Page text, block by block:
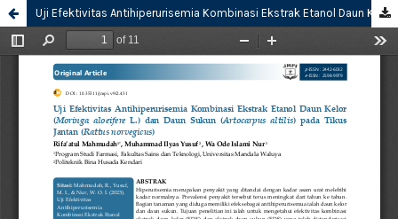
Uji Efektivitas Antihiperurisemia Kombinasi Ekstrak Etanol Daun Kelor (Moringa aloeifere L.) dan Daun Sukun (Artocarpus altilis) pada Tikus Jantan (Rattus norvegicus)